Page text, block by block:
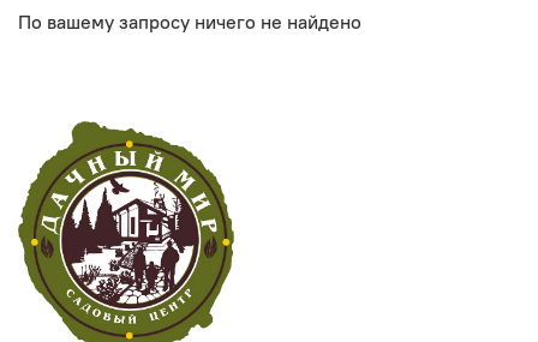
По вашему запросу ничего не найдено